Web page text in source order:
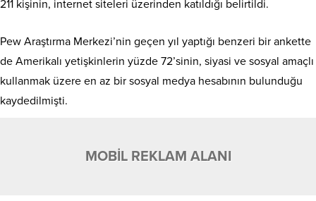
211 kişinin, internet siteleri üzerinden katıldığı belirtildi.
Pew Araştırma Merkezi’nin geçen yıl yaptığı benzeri bir ankette
de Amerikalı yetişkinlerin yüzde 72’sinin, siyasi ve sosyal amaçlı
kullanmak üzere en az bir sosyal medya hesabının bulunduğu
kaydedilmişti.
MOBİL REKLAM ALANI